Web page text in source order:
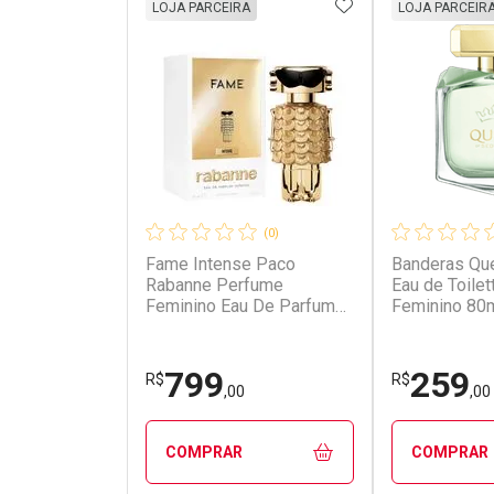
(0)
Fame Intense Paco
Rabanne Perfume
Feminino Eau De Parfum
LOJA PARCEIRA
R$799,00
COMPRAR
Banderas
Eau de
Feminino
LOJA
R$259,00
COMPRAR